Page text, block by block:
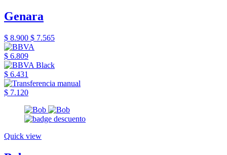
Genara
$ 8.900 $ 7.565
$ 6.809
$ 6.431
$ 7.120
Quick view